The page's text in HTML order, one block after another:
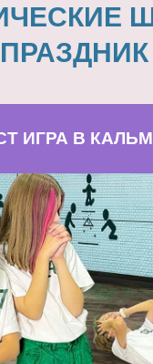
ПРАЗДНИК
ИГРА В